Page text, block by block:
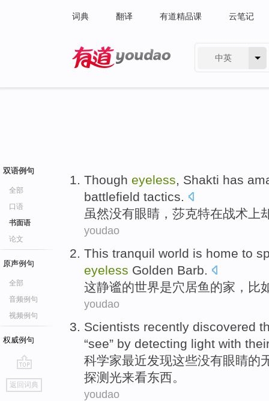
词典 翻译 有道精品课 云笔记
中英
双语例句
全部
口语
书面语
论文
原声例句
全部
音频例句
视频例句
权威例句
go
top
返回词典
Though eyeless, Shakti has
battlefield tactics.
虽然没有眼睛， 莎克特在战术 上
youdao
This tranquil world is home to
eyeless Golden Barb.
这静谧的世界是穴居鱼 的家， 比
youdao
Scientists recently discovered
“see” by detecting light with
科学家最近发现这些没有眼睛的
探测 光来看东西。
youdao